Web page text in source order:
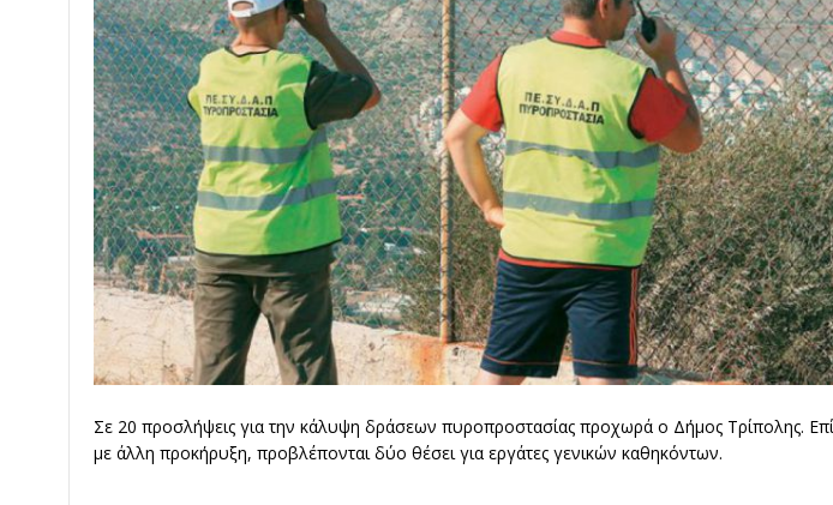
Σε 20 προσλήψεις για την κάλυψη δράσεων πυροπροστασίας προχωρά ο Δήμος Τρίπολης.
με άλλη προκήρυξη, προβλέπονται δύο θέσει για εργάτες γενικών καθηκόντων.